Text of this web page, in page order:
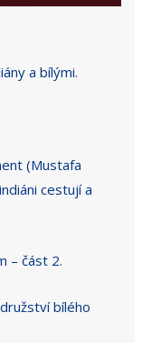
a bílými.
(Mustafa
cestují a
– část 2.
bílého